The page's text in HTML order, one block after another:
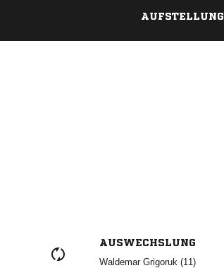
AUFSTELLUNG
AUSWECHSLUNG
  